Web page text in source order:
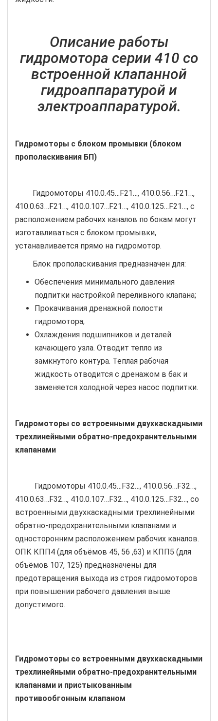
Описание работы
гидромотора серии 410 со
встроенной клапанной
гидроаппаратурой и
электроаппаратурой.
Гидромоторы с блоком промывки (блоком
прополаскивания БП)
Гидромоторы 410.0.45…F21…, 410.0.56…F21…,
410.0.63…F21…, 410.0.107…F21…, 410.0.125…F21…, с
расположением рабочих каналов по бокам могут
изготавливаться с блоком промывки,
устанавливается прямо на гидромотор.
Блок прополаскивания предназначен для:
Обеспечения минимального давления
подпитки настройкой переливного клапана;
Прокачивания дренажной полости
гидромотора;
Охлаждения подшипников и деталей
качающего узла. Отводит тепло из
замкнутого контура. Теплая рабочая
жидкость отводится с дренажом в бак и
заменяется холодной через насос подпитки.
Гидромоторы со встроенными двухкаскадными
трехлинейными обратно-предохранительными
клапанами
Гидромоторы 410.0.45…F32…, 410.0.56…F32…,
410.0.63…F32…, 410.0.107…F32…, 410.0.125…F32…, со
встроенными двухкаскадными трехлинейными
обратно-предохранительными клапанами и
односторонним расположением рабочих каналов.
ОПК КПП4 (для объёмов 45, 56 ,63) и КПП5 (для
объёмов 107, 125) предназначены для
предотвращения выхода из строя гидромоторов
при повышении рабочего давления выше
допустимого.
Гидромоторы со встроенными двухкаскадными
трехлинейными обратно-предохранительными
клапанами и пристыкованным
противообгонным клапаном